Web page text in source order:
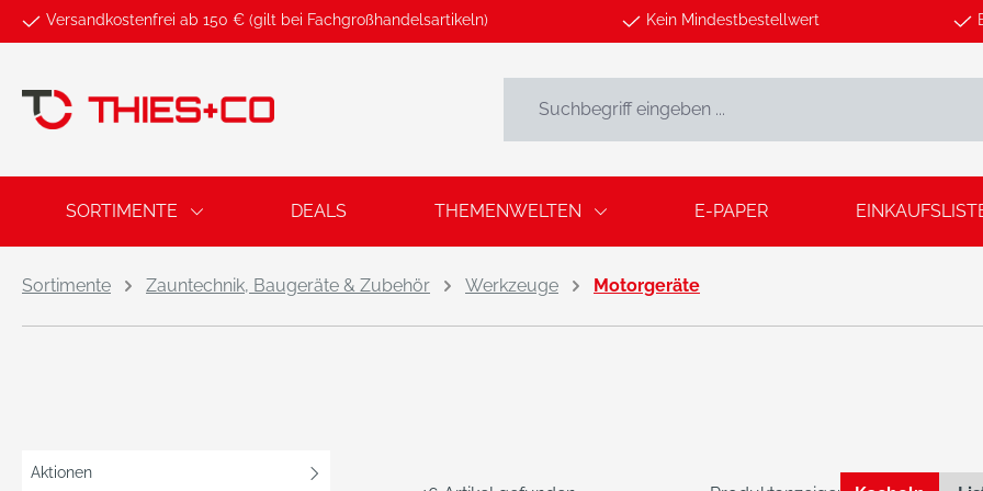
Zur Hauptnavigation springen
Versandkostenfrei ab 150 € (gilt bei Fachgroßhandelsartikeln) Kein Mindestbestellwert
SORTIMENTE DEALS THEMENWELTEN E-PAPER
Sortimente Zauntechnik, Baugeräte & Zubehör Werkzeuge Motorgeräte
Aktionen